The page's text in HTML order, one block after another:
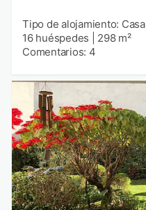
Tipo de alojamiento: Casa
16 huéspedes
298 m²
Comentarios: 4